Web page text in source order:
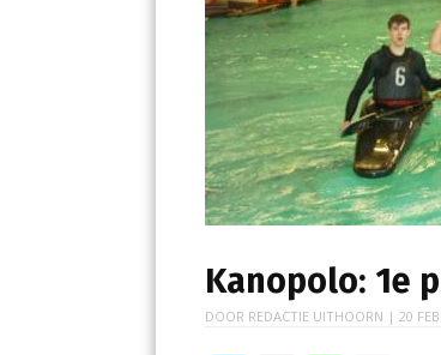
Kanopolo: 1e
DOOR REDACTIE UITHOORN |20